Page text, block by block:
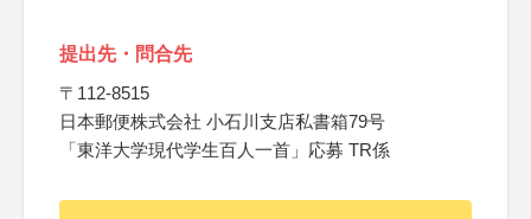
提出先・問合先
〒112-8515
日本郵便株式会社 小石川支店私書箱79号
「東洋大学現代学生百人一首」応募 TR係